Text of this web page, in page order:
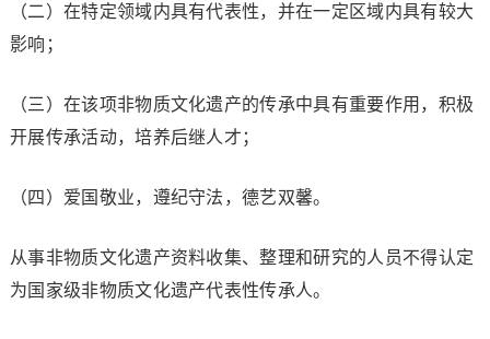
（二）在特定领域内具有代表性，并在一定区域内具有较大
影响；
（三）在该项非物质文化遗产的传承中具有重要作用，积极
开展传承活动，培养后继人才；
（四）爱国敬业，遵纪守法，德艺双馨。
从事非物质文化遗产资料收集、整理和研究的人员不得认定
为国家级非物质文化遗产代表性传承人。